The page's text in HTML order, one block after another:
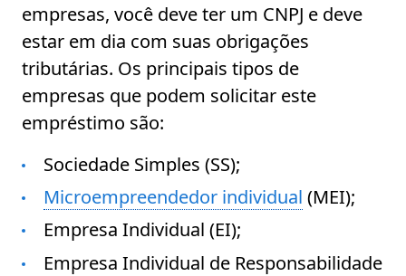
empresas, você deve ter um CNPJ e deve
estar em dia com suas obrigações
tributárias. Os principais tipos de
empresas que podem solicitar este
empréstimo são:
Sociedade Simples (SS);
Microempreendedor individual (MEI);
Empresa Individual (EI);
Empresa Individual de Responsabilidade